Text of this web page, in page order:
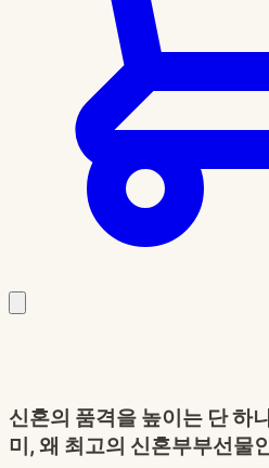
신혼의 품격을 높이는 단 하
미, 왜 최고의 신혼부부선물